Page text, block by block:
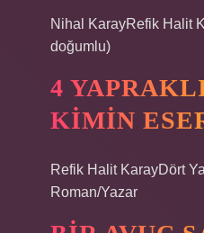
Nihal KarayRefik Halit
doğumlu)
4
KIMIN
Refik Halit KarayDört
Roman/Yazar